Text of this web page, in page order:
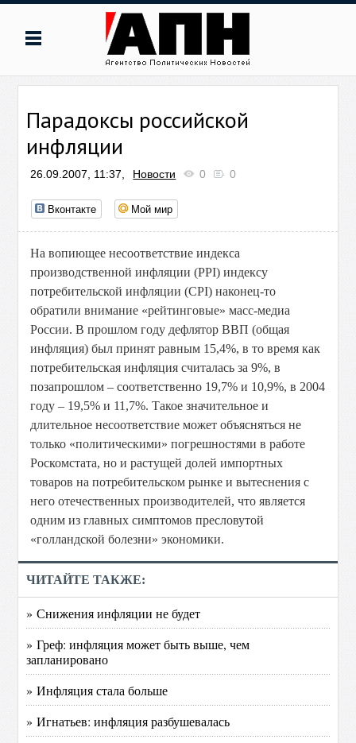
Парадоксы российской
инфляции
26.09.2007, 11:37, Новости 0 0
Вконтакте Мой мир
На вопиющее несоответствие индекса
производственной инфляции (PPI) индексу
потребительской инфляции (CPI) наконец-то
обратили внимание «рейтинговые» масс-медиа
России. В прошлом году дефлятор ВВП (общая
инфляция) был принят равным 15,4%, в то время как
потребительская инфляция считалась за 9%, в
позапрошлом – соответственно 19,7% и 10,9%, в 2004
году – 19,5% и 11,7%. Такое значительное и
длительное несоответствие может объясняться не
только «политическими» погрешностями в работе
Роскомстата, но и растущей долей импортных
товаров на потребительском рынке и вытеснения с
него отечественных производителей, что является
одним из главных симптомов пресловутой
«голландской болезни» экономики.
ЧИТАЙТЕ ТАКЖЕ:
» Снижения инфляции не будет
» Греф: инфляция может быть выше, чем
запланировано
» Инфляция стала больше
» Игнатьев: инфляция разбушевалась